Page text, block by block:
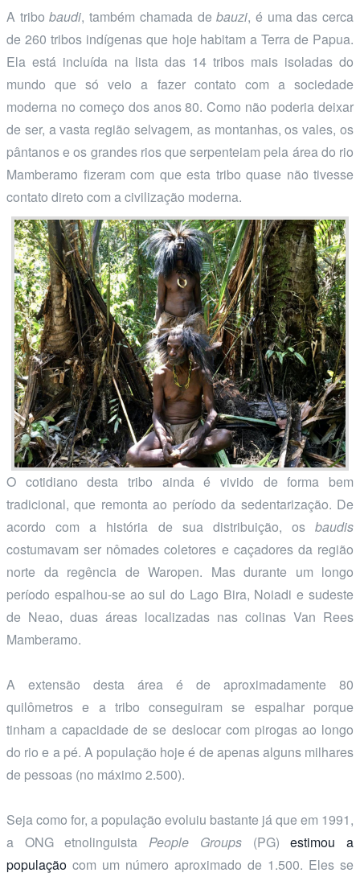
A tribobaudi, também chamada debauzi, é uma das cerca
de 260 tribos indígenas que hoje habitam a Terra de Papua.
Ela está incluída na lista das 14 tribos mais isoladas do
mundo que só veio a fazer contato com a sociedade
moderna no começo dos anos 80. Como não poderia deixar
de ser, a vasta região selvagem, as montanhas, os vales, os
pântanos e os grandes rios que serpenteiam pela área do rio
Mamberamo fizeram com que esta tribo quase não tivesse
contato direto com a civilização moderna.
O cotidiano desta tribo ainda é vivido de forma bem
tradicional, que remonta ao período da sedentarização. De
acordo com a história de sua distribuição, os baudis
costumavam ser nômades coletores e caçadores da região
norte da regência de Waropen. Mas durante um longo
período espalhou-se ao sul do Lago Bira, Noiadi e sudeste
de Neao, duas áreas localizadas nas colinas Van Rees
Mamberamo.
A extensão desta área é de aproximadamente 80
quilômetros e a tribo conseguiram se espalhar porque
tinham a capacidade de se deslocar com pirogas ao longo
do rio e a pé. A população hoje é de apenas alguns milhares
de pessoas (no máximo 2.500).
Seja como for, a população evoluiu bastante já que em 1991,
a ONG etnolinguistaPeople Groups(PG)estimou a
população com um número aproximado de 1.500. Eles se